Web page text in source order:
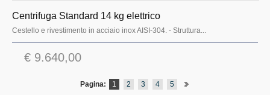
Centrifuga Standard 14 kg elettrico
Cestello e rivestimento in acciaio inox AISI-304. - Struttura...
€ 9.640,00
Pagina: 1 2 3 4 5